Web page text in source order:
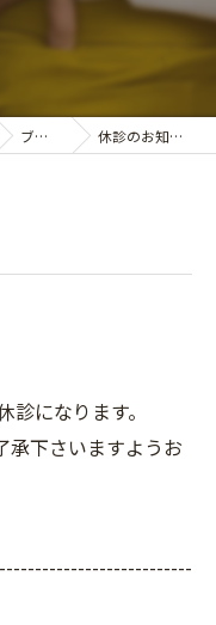
ブログ 休診のお知らせ
になります。
承下さいますようお